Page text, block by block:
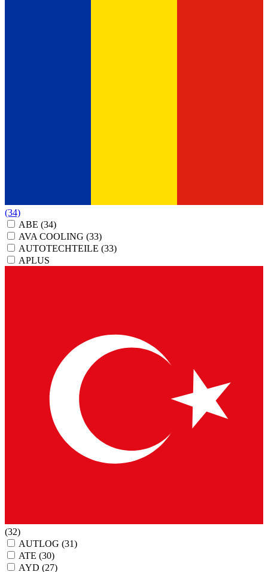
(34)
ABE (34)
AVA COOLING (33)
AUTOTECHTEILE (33)
APLUS
(32)
AUTLOG (31)
ATE (30)
AYD (27)